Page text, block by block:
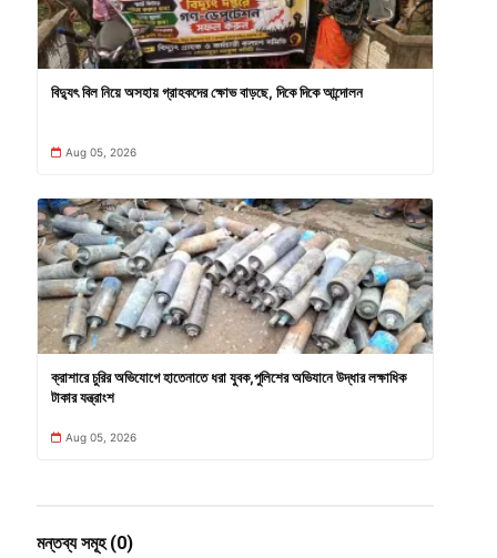
বিদ্যুৎ বিল নিয়ে অসহায় গ্রাহকদের ক্ষোভ বাড়ছে, দিকে দিকে আন্দোলন
Aug 05, 2026
ক্রাশারে চুরির অভিযোগে হাতেনাতে ধরা যুবক,পুলিশের অভিযানে উদ্ধার লক্ষাধিক
টাকার যন্ত্রাংশ
Aug 05, 2026
মন্তব্য সমূহ (0)